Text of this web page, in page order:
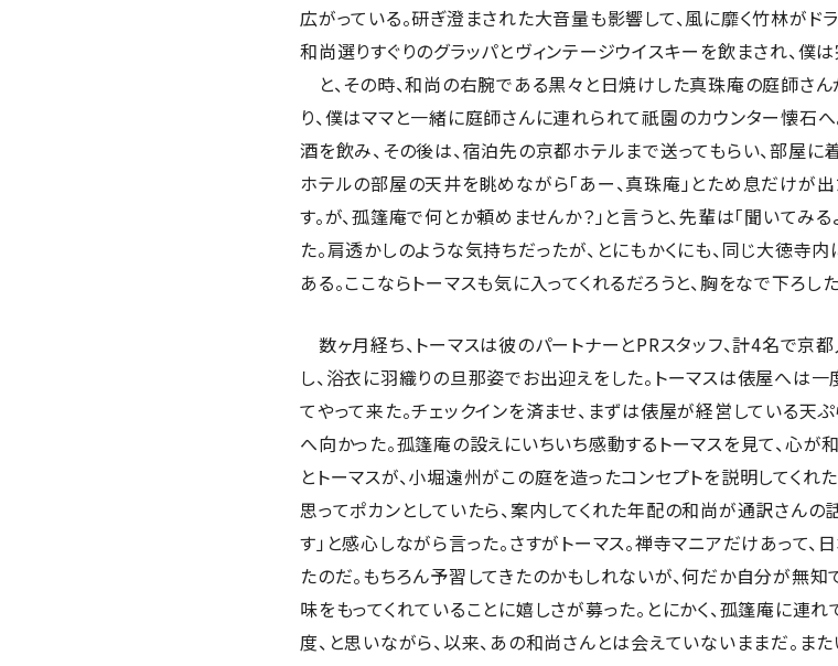
広がっている。研ぎ澄まされた大音量も影響して、風に靡く竹林がド
和尚選りすぐりのグラッパとヴィンテージウイスキーを飲まされ、僕
と、その時、和尚の右腕である黒々と日焼けした真珠庵の庭師さん
り、僕はママと一緒に庭師さんに連れられて祇園のカウンター懐石
酒を飲み、その後は、宿泊先の京都ホテルまで送ってもらい、部屋に
ホテルの部屋の天井を眺めながら「あー、真珠庵」とため息だけが出
す。が、孤篷庵で何とか頼めませんか？」と言うと、先輩は「聞いてみ
た。肩透かしのような気持ちだったが、とにもかくにも、同じ大徳寺
ある。ここならトーマスも気に入ってくれるだろうと、胸をなで下ろした
数ヶ月経ち、トーマスは彼のパートナーとPRスタッフ、計4名で京
し、浴衣に羽織りの旦那姿でお出迎えをした。トーマスは俵屋へは
てやって来た。チェックインを済ませ、まずは俵屋が経営している天
へ向かった。孤篷庵の設えにいちいち感動するトーマスを見て、心が
とトーマスが、小堀遠州がこの庭を造ったコンセプトを説明してくれ
思ってポカンとしていたら、案内してくれた年配の和尚が通訳さんの
す」と感心しながら言った。さすがトーマス。禅寺マニアだけあって
たのだ。もちろん予習してきたのかもしれないが、何だか自分が無
味をもってくれていることに嬉しさが募った。とにかく、孤篷庵に連
度、と思いながら、以来、あの和尚さんとは会えていないままだ。ま